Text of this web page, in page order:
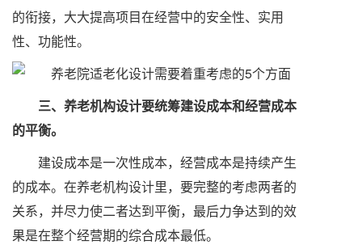
的衔接，大大提高项目在经营中的安全性、实用
性、功能性。
三、养老机构设计要统筹建设成本和经营成本
的平衡。
建设成本是一次性成本，经营成本是持续产生
的成本。在养老机构设计里，要完整的考虑两者的
关系，并尽力使二者达到平衡，最后力争达到的效
果是在整个经营期的综合成本最低。